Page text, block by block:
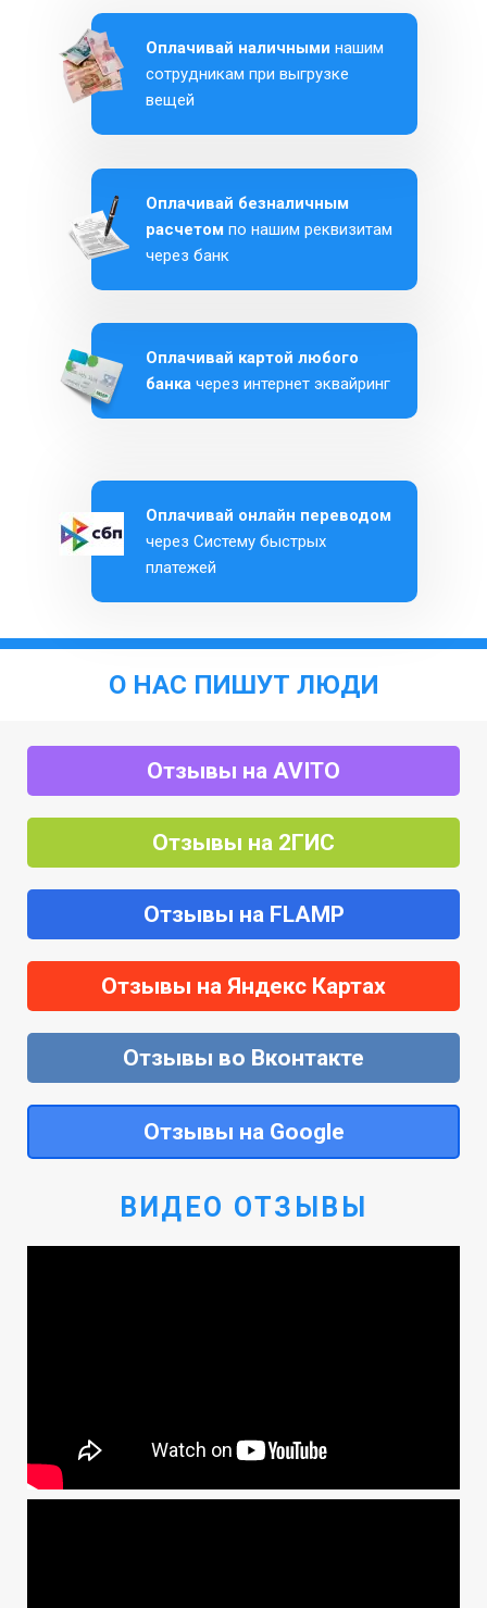
Оплачивай онлайн переводом
через Систему быстрых
платежей
Оплачивай картой любого
банка через интернет эквайринг
Оплачивай безналичным
расчетом по нашим реквизитам
через банк
Оплачивай наличными нашим
сотрудникам при выгрузке
вещей
О НАС ПИШУТ ЛЮДИ
Отзывы на AVITO
Отзывы на 2ГИС
Отзывы на FLAMP
Отзывы на Яндекс Картах
Отзывы во Вконтакте
Отзывы на Google
ВИДЕО ОТЗЫВЫ